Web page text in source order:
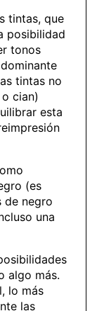
tintas, que
posibilidad
tonos
tintas no
cian)
esta
(es
de negro
una
algo más.
lo más
las